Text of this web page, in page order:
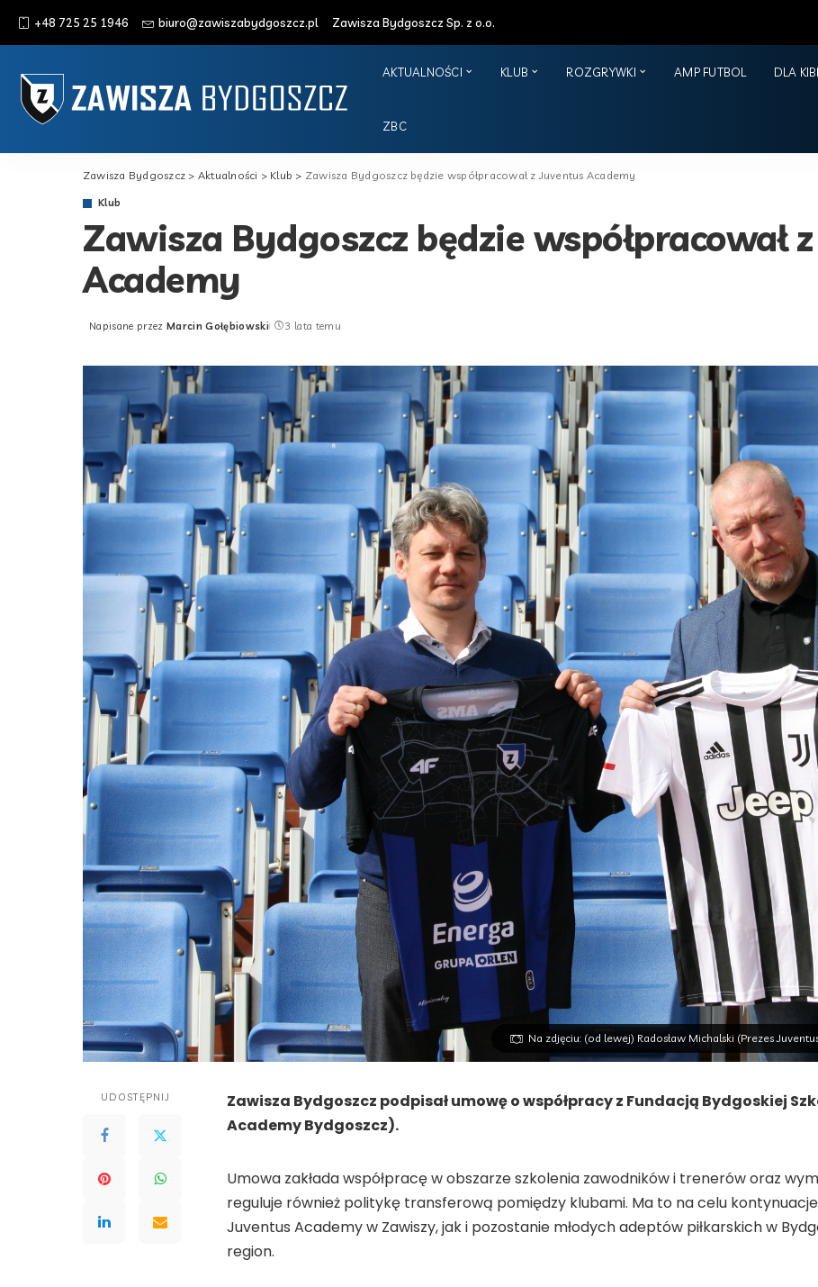
+48 725 25 1946 biuro@zawiszabydgoszcz.pl Zawisza Bydgoszcz Sp. z o.o.
AKTUALNOŚCI KLUB ROZGRYWKI AMP FUTBOL DLA
ZBC
Zawisza Bydgoszcz > Aktualności > Klub > Zawisza Bydgoszcz będzie współpracował z Juventus Academy
Klub
Zawisza Bydgoszcz będzie współpracował
Academy
Posted
Napisane przez Marcin Gołębiowski 3 lata temu
Na zdjęciu: (od lewej) Radosław Michalski (Prezes
UDOSTĘPNIJ
Zawisza Bydgoszcz podpisał umowę o współpracy z Fundacją Bydgoskiej
Academy Bydgoszcz).
Umowa zakłada współpracę w obszarze szkolenia zawodników i trenerów oraz
reguluje również politykę transferową pomiędzy klubami. Ma to na celu
Juventus Academy w Zawiszy, jak i pozostanie młodych adeptów piłkarskich w
region.